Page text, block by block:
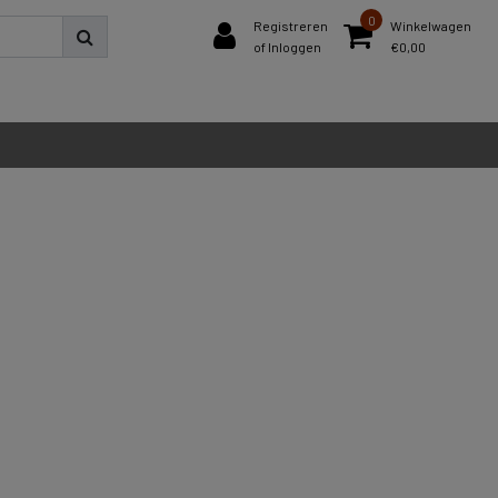
Registreren
of Inloggen
0
Winkelwagen
€0,00